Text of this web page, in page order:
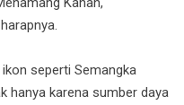
seperti Semangka
hanya karena sumber daya